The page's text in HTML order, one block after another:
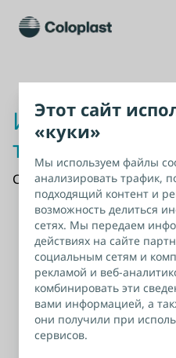
Этот сайт
«куки»
Мы используем файлы
анализировать трафик,
подходящий контент и
возможность делиться
сетях. Мы передаем
действиях на сайте
социальным сетям и
рекламой и веб-
комбинировать эти
вами информацией, а
они получили при
сервисов.
Извините,
так!
Страница не найдена